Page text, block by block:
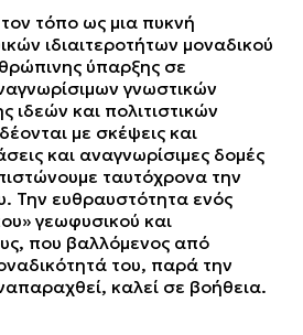
τόπο ως μια πυκνή
ιδιαιτεροτήτων μοναδικού
ύπαρξης σε
γνωστικών
ιδεών και πολιτιστικών
με σκέψεις και
και αναγνωρίσιμες δομές
ταυτόχρονα την
Την ευθραυστότητα ενός
γεωφυσικού και
που βαλλόμενος από
του, παρά την
καλεί σε βοήθεια.